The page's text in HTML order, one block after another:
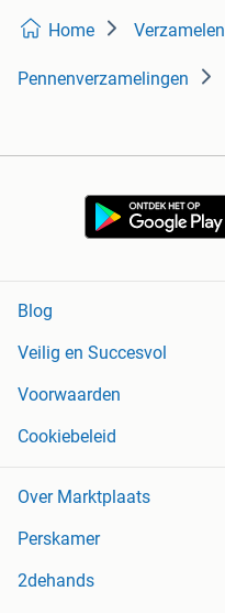
Home Verzamelen
Pennenverzamelingen
Blog
Veilig en Succesvol
Voorwaarden
Cookiebeleid
Over Marktplaats
Perskamer
2dehands